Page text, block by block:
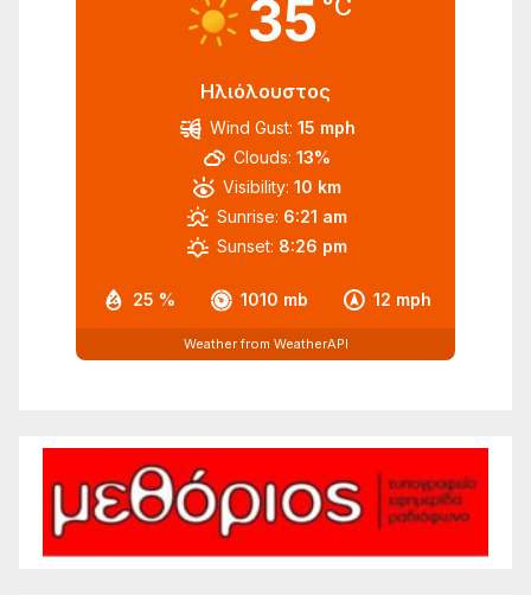
35 °C
Ηλιόλουστος
25 % 1010 mb 12 mph
Wind Gust: 15 mph
Clouds: 13%
Visibility: 10 km
Sunrise: 6:21 am
Sunset: 8:26 pm
Weather from WeatherAPI